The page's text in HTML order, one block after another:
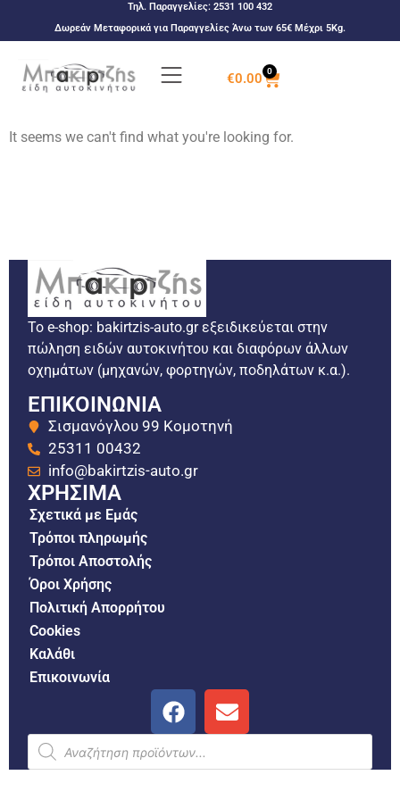
Τηλ. Παραγγελίες: 2531 100 432
Δωρεάν Μεταφορικά για Παραγγελίες Άνω των 65€ Μέχρι 5Kg.
€0.00 0
It seems we can't find what you're looking for.
Το e-shop: bakirtzis-auto.gr εξειδικεύεται στην
πώληση ειδών αυτοκινήτου και διαφόρων άλλων
οχημάτων (μηχανών, φορτηγών, ποδηλάτων κ.α.).
ΕΠΙΚΟΙΝΩΝΙΑ
Σισμανόγλου 99 Κομοτηνή
25311 00432
info@bakirtzis-auto.gr
ΧΡΗΣΙΜΑ
Σχετικά με Εμάς
Τρόποι πληρωμής
Τρόποι Αποστολής
Όροι Χρήσης
Πολιτική Απορρήτου
Cookies
Καλάθι
Επικοινωνία